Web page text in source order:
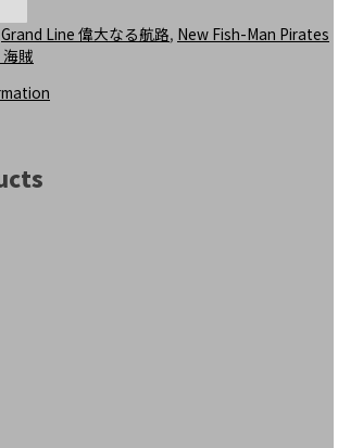
Grand Line 偉大なる航路, New Fish-Man Pirates
賊